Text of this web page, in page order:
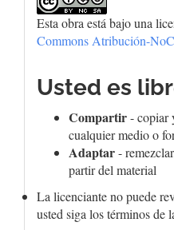
Esta obra está bajo una
Commons Atribución-
Usted es
Compartir- copiar
cualquier medio o
Adaptar-
partir del material
La licenciante no puede
usted siga los términos de